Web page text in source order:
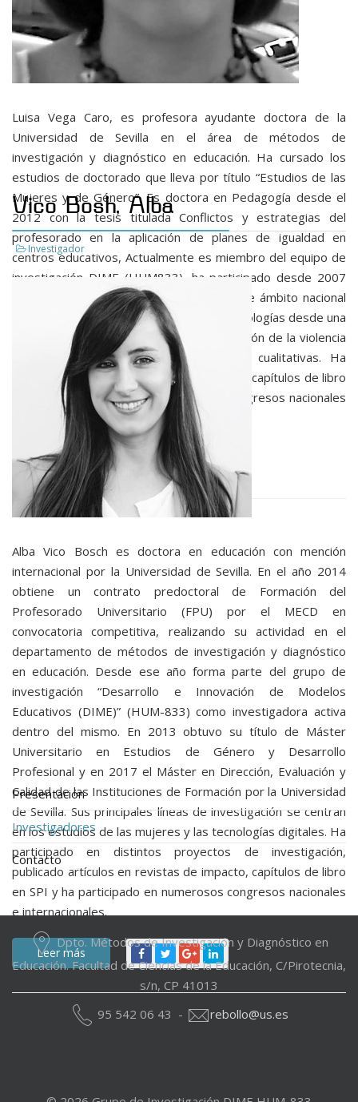
Luisa Vega Caro, es profesora ayudante doctora de la
Universidad de Sevilla en el área de métodos de
investigación y diagnóstico en educación. Ha cursado los
estudios de doctorado que lleva por título “Estudios de las
Mujeres y de Género”. Es doctora en Pedagogía desde el
2012 con la tesis titulada Conflictos y estrategias del
profesorado en la aplicación de planes de igualdad en
centros educativos, Actualmente es miembro del equipo de
investigación DIME (HUM833), ha participado desde 2007
en diversos proyectos de investigación de ámbito nacional
sobre estudios de género, sobre las tecnologías desde una
perspectiva de género y sobre la prevención de la violencia
de género y trabaja con metodologías cualitativas. Ha
publicado artículos en revistas de impacto, capítulos de libro
en SPI y ha participado en numerosos congresos nacionales
e internacionales.
Leer más
Vico Bosh, Alba
Investigador
Alba Vico Bosch es doctora en educación con mención
internacional por la Universidad de Sevilla. En el año 2014
obtiene un contrato predoctoral de Formación del
Profesorado Universitario (FPU) por el MECD en
convocatoria competitiva, realizando su actividad en el
departamento de métodos de investigación y diagnóstico
en educación. Desde ese año forma parte del grupo de
investigación “Desarrollo e Innovación de Modelos
Educativos (DIME)” (HUM-833) como investigadora activa
dentro del mismo. En 2013 obtuvo su título de Máster
Universitario en Estudios de Género y Desarrollo
Profesional y en 2017 el Máster en Dirección, Evaluación y
Calidad de las Instituciones de Formación por la Universidad
de Sevilla. Sus principales líneas de investigación se centran
en los estudios de las mujeres y las tecnologías digitales. Ha
participado en distintos proyectos de investigación,
publicado artículos en revistas de impacto, capítulos de libro
en SPI y ha participado en numerosos congresos nacionales
e internacionales.
Leer más
Presentación
Investigadores
Contacto
Dpto. Métodos de Investigación y Diagnóstico en
Educación. Facultad de Ciencias de la Educación, C/Pirotecnia,
s/n, CP 41013
95 542 06 43 -
rebollo@us.es